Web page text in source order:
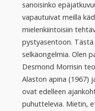
sanoisinko
vapautuivat meillä
mielenkiintoisiin
pystyasentoon. Tästä
selkäongelmia. Olen
Desmond Morrisin
Alaston apina (1967)
ovat edelleen
puhuttelevia. Mietin,